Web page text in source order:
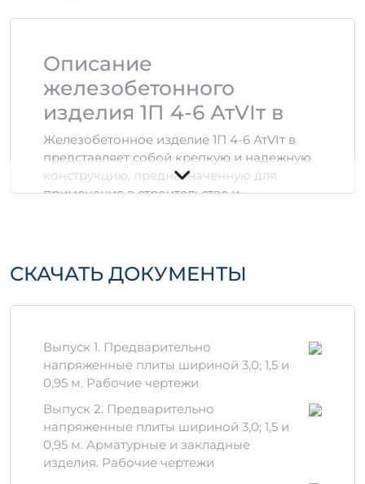
Описание
железобетонного
изделия 1П 4-6 АтVIт в
Железобетонное изделие 1П 4-6 АтVIт в
представляет собой крепкую и надежную
конструкцию, предназначенную для
применения в строительстве и
и материалов в производстве.
высококачественный цемент, который
обеспечивает прочность и
долговечность изделия.
применяются различные виды
заполнителей, что позволяет добиться
необходимых эксплуатационных
характеристик.
СКАЧАТЬ ДОКУМЕНТЫ
Выпуск 1. Предварительно
напряженные плиты шириной 3,0; 1,5 и
0,95 м. Рабочие чертежи
Выпуск 2. Предварительно
напряженные плиты шириной 3,0; 1,5 и
0,95 м. Арматурные и закладные
изделия. Рабочие чертежи